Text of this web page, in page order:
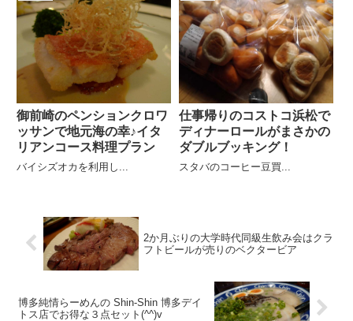
御前崎のペンションクロワ
ッサンで地元海の幸♪イタ
リアンコース料理プラン
バイシズオカを利用し...
仕事帰りのコストコ浜松で
ディナーロールがまさかの
ダブルブッキング！
スタバのコーヒー豆買...
2か月ぶりの大学時代同級生飲み会はクラ
フトビールが売りのベクタービア
博多純情らーめんの Shin-Shin 博多デイ
トス店でお得な３点セット(^^)v